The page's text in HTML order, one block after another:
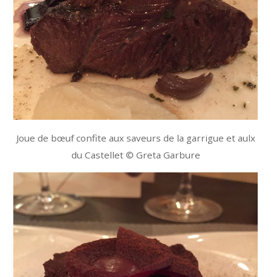
Joue de bœuf confite aux saveurs de la garrigue et aulx
du Castellet © Greta Garbure